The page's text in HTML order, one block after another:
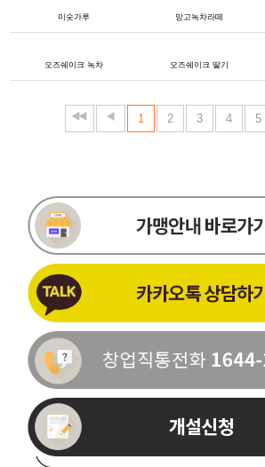
미숫가루 망고녹차라떼
오즈쉐이크 녹차 오즈쉐이크 딸기
1 2 3 4 5